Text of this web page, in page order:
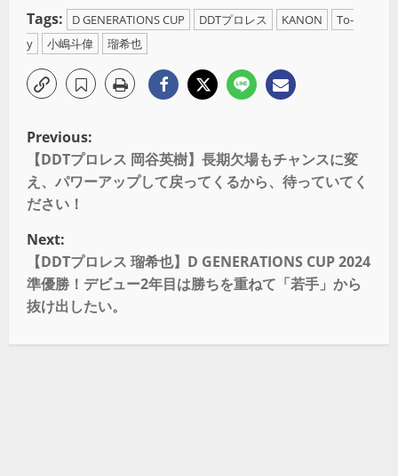
Tags: D GENERATIONS CUP DDTプロレス KANON
To-
y
小嶋斗偉 瑠希也
Previous:
【DDTプロレス 岡谷英樹】長期欠場もチャンスに変
え、パワーアップして戻ってくるから、待っていてく
ださい！
Next:
【DDTプロレス 瑠希也】D GENERATIONS CUP 2024
準優勝！デビュー2年目は勝ちを重ねて「若手」から
抜け出したい。